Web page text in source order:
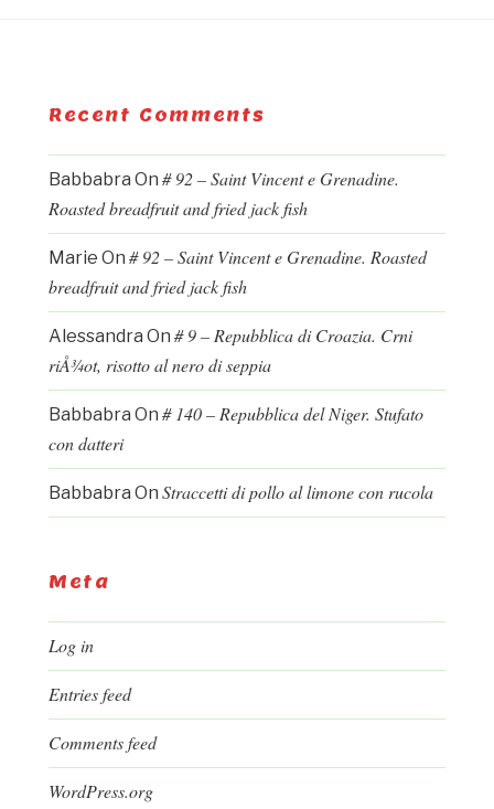
Recent Comments
Babbabra On # 92 – Saint Vincent e Grenadine.
Roasted breadfruit and fried jack fish
Marie On # 92 – Saint Vincent e Grenadine. Roasted
breadfruit and fried jack fish
Alessandra On # 9 – Repubblica di Croazia. Crni
riÅ¾ot, risotto al nero di seppia
Babbabra On # 140 – Repubblica del Niger. Stufato
con datteri
Babbabra On Straccetti di pollo al limone con rucola
Meta
Log in
Entries feed
Comments feed
WordPress.org